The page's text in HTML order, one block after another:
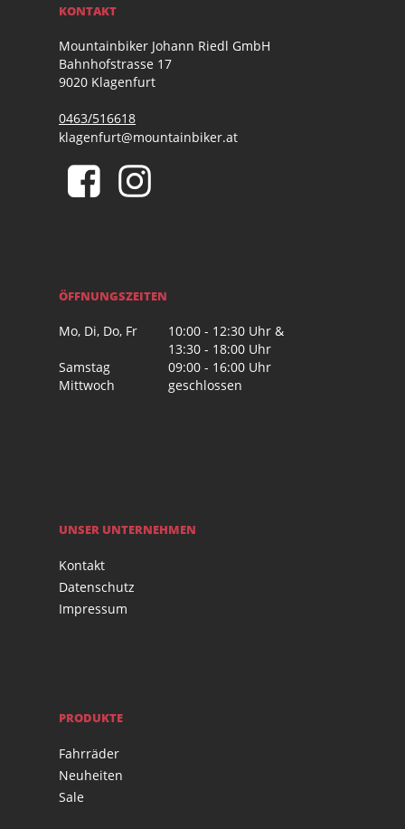
KONTAKT
Mountainbiker Johann Riedl GmbH
Bahnhofstrasse 17
9020 Klagenfurt
0463/516618
klagenfurt@mountainbiker.at
ÖFFNUNGSZEITEN
Mo, Di, Do, Fr
10:00 - 12:30 Uhr &
13:30 - 18:00 Uhr
Samstag
09:00 - 16:00 Uhr
Mittwoch
geschlossen
UNSER UNTERNEHMEN
Kontakt
Datenschutz
Impressum
PRODUKTE
Fahrräder
Neuheiten
Sale